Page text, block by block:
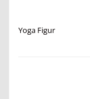
Yoga Figur